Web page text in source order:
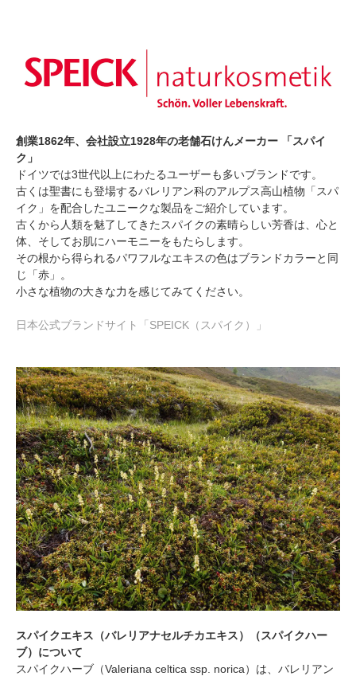
創業1862年、会社設立1928年の老舗石けんメーカー 「スパイ
ク」
ドイツでは3世代以上にわたるユーザーも多いブランドです。
古くは聖書にも登場するバレリアン科のアルプス高山植物「スパ
イク」を配合したユニークな製品をご紹介しています。
古くから人類を魅了してきたスパイクの素晴らしい芳香は、心と
体、そしてお肌にハーモニーをもたらします。
その根から得られるパワフルなエキスの色はブランドカラーと同
じ「赤」。
小さな植物の大きな力を感じてみてください。
日本公式ブランドサイト「SPEICK（スパイク）」
スパイクエキス（バレリアナセルチカエキス）（スパイクハー
ブ）について
スパイクハーブ（Valeriana celtica ssp. norica）は、バレリアン